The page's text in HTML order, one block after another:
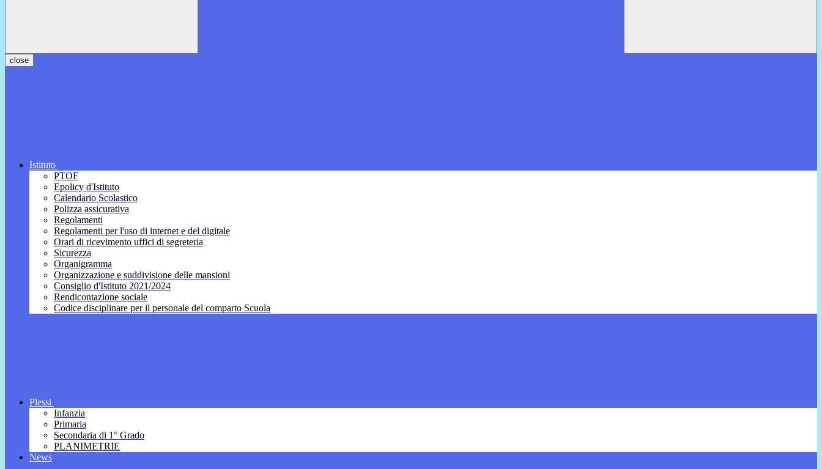
close
Istituto
PTOF
Epolicy d'Istituto
Calendario Scolastico
Polizza assicurativa
Regolamenti
Regolamenti per l'uso di internet e del digitale
Orari di ricevimento uffici di segreteria
Sicurezza
Organigramma
Organizzazione e suddivisione delle mansioni
Consiglio d'Istituto 2021/2024
Rendicontazione sociale
Codice disciplinare per il personale del comparto Scuola
Plessi
Infanzia
Primaria
Secondaria di 1° Grado
PLANIMETRIE
News